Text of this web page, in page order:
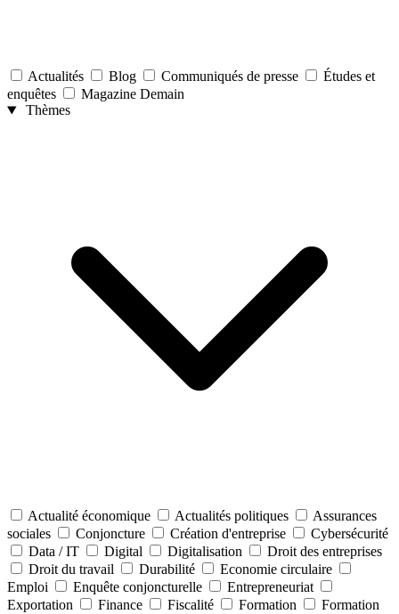
Actualités Blog Communiqués de presse
Études et
enquêtes
Magazine Demain
Thèmes
Actualité économique Actualités politiques
Assurances
sociales
Conjoncture Création d'entreprise
Cybersécurité
Data / IT
Digital Digitalisation
Droit des entreprises
Droit du travail
Durabilité
Economie circulaire
Emploi
Enquête conjoncturelle
Entrepreneuriat
Exportation
Finance Fiscalité Formation
Formation